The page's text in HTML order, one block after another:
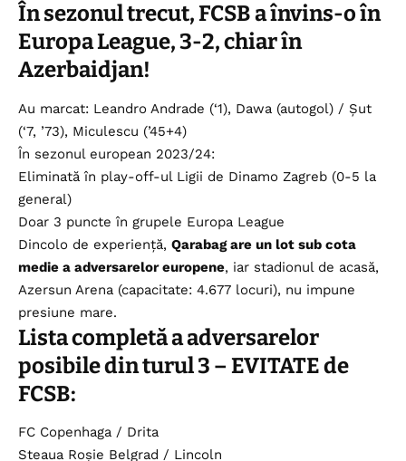
În sezonul trecut, FCSB a învins-o în
Europa League, 3-2, chiar în
Azerbaidjan!
Au marcat: Leandro Andrade (‘1), Dawa (autogol) / Șut
(‘7, ’73), Miculescu (’45+4)
În sezonul european 2023/24:
Eliminată în play-off-ul Ligii de Dinamo Zagreb (0-5 la
general)
Doar 3 puncte în grupele Europa League
Dincolo de experiență, Qarabag are un lot sub cota
medie a adversarelor europene, iar stadionul de acasă,
Azersun Arena (capacitate: 4.677 locuri), nu impune
presiune mare.
Lista completă a adversarelor
posibile din turul 3 – EVITATE de
FCSB:
FC Copenhaga / Drita
Steaua Roșie Belgrad / Lincoln